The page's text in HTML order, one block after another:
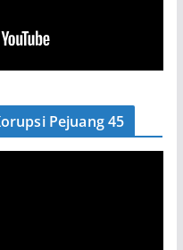
Pejuang 45